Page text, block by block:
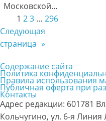
Московской…
1 23 … 296
Следующая
страница »
Содержание сайта
Политика
Правила использования
Публичная оферта при
Контакты
Адрес редакции: 601781
Кольчугино, ул. 6-я Линия